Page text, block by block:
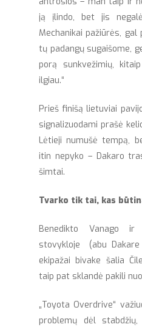
ją įlindo, bet jis
Mechanikai pažiūrės,
tų padangų sugaišome,
porą sunkvežimių,
ilgiau.“
Prieš finišą lietuviai
signalizuodami prašė
Lėtieji numušė tempą,
itin nepyko – Dakaro
šimtai.
Tvarko tik tai, kas
Benedikto Vanago ir
stovykloje (abu Dakare
ekipažai bivake šalia
taip pat sklandė pakili
„Toyota Overdrive“
problemų dėl